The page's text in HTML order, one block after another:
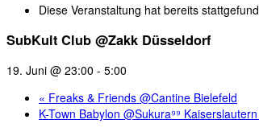
Diese Veranstaltung hat bereits
SubKult Club @Zakk Düsseldorf
19. Juni @ 23:00 - 5:00
« Freaks & Friends @Cantine Bielefeld
K-Town Babylon @Sukura⁹⁹ Kaiserslautern